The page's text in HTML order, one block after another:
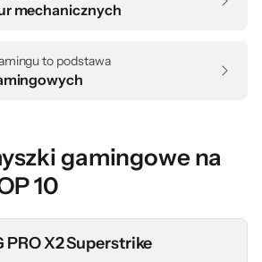
mechanicznych
to podstawa
gamingowe na
10
PRO X2 Superstrike